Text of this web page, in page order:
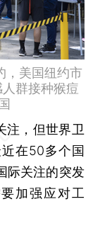
，美国纽约市
群接种猴痘
注，但世界卫
在50多个国
际关注的突发
加强应对工